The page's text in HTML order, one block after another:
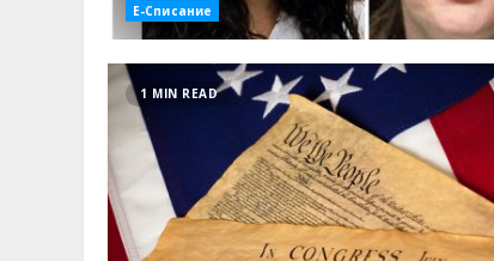
Е-Списание
1 MIN READ